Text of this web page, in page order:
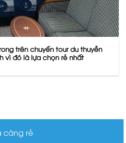
trên chuyến tour du thuyền
vì đó là lựa chọn rẻ nhất
càng rẻ